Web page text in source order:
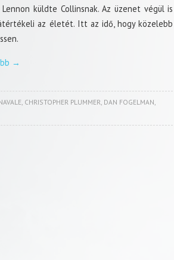
küldte Collinsnak. Az üzenet végül is
az életét. Itt az idő, hogy közelebb
→
, CHRISTOPHER PLUMMER, DAN FOGELMAN,